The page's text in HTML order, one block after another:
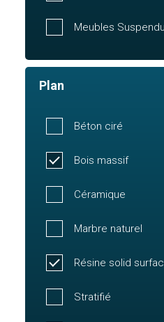
Meubles
Plan
Béton ciré
Bois massif
Céramique
Marbre naturel
Résine solid
Stratifié